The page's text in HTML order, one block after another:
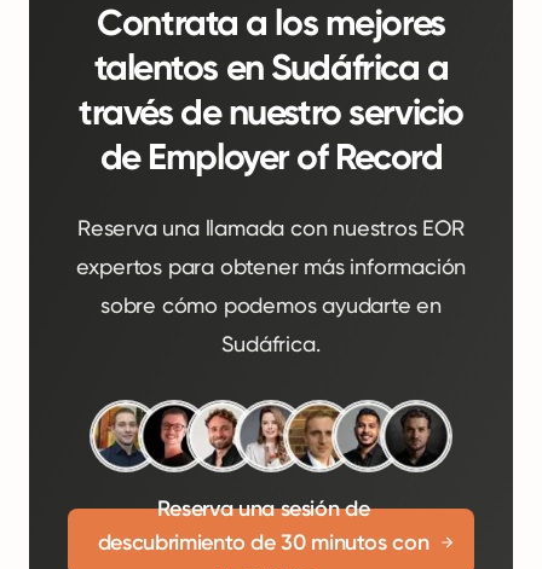
Contrata a los mejores
talentos en Sudáfrica a
través de nuestro servicio
de Employer of Record
Reserva una llamada con nuestros EOR
expertos para obtener más información
sobre cómo podemos ayudarte en
Sudáfrica.
Reserva una sesión de
descubrimiento de 30 minutos con